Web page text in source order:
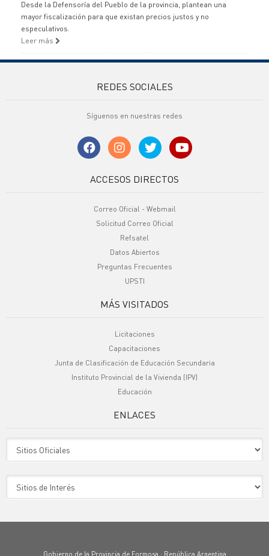
Desde la Defensoría del Pueblo de la provincia, plantean una
mayor fiscalización para que existan precios justos y no
especulativos.
Leer más
REDES SOCIALES
Síguenos en nuestras redes
ACCESOS DIRECTOS
Correo Oficial - Webmail
Solicitud Correo Oficial
Refsatel
Datos Abiertos
Preguntas Frecuentes
UPSTI
MÁS VISITADOS
Licitaciones
Capacitaciones
Junta de Clasificación de Educación Secundaria
Instituto Provincial de la Vivienda (IPV)
Educación
ENLACES
Gobierno de la Provincia de Formosa · República Argentina